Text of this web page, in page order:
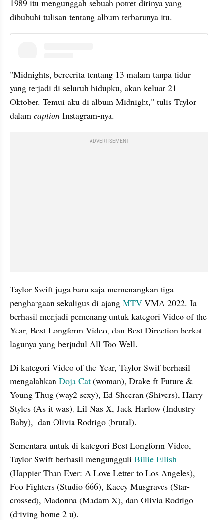
1989 itu mengunggah sebuah potret dirinya yang
dibubuhi tulisan tentang album terbarunya itu.
"Midnights, bercerita tentang 13 malam tanpa tidur
yang terjadi di seluruh hidupku, akan keluar 21
Oktober. Temui aku di album Midnight," tulis Taylor
dalam caption Instagram-nya.
ADVERTISEMENT
Taylor Swift juga baru saja memenangkan tiga
penghargaan sekaligus di ajang MTV VMA 2022. Ia
berhasil menjadi pemenang untuk kategori Video of the
Year, Best Longform Video, dan Best Direction berkat
lagunya yang berjudul All Too Well.
Di kategori Video of the Year, Taylor Swif berhasil
mengalahkan Doja Cat (woman), Drake ft Future &
Young Thug (way2 sexy), Ed Sheeran (Shivers), Harry
Styles (As it was), Lil Nas X, Jack Harlow (Industry
Baby),  dan Olivia Rodrigo (brutal).
Sementara untuk di kategori Best Longform Video,
Taylor Swift berhasil mengungguli
(Happier Than Ever: A Love Letter to Los Angeles),
Foo Fighters (Studio 666), Kacey Musgraves (Star-
crossed), Madonna (Madam X), dan Olivia Rodrigo
(driving home 2 u).